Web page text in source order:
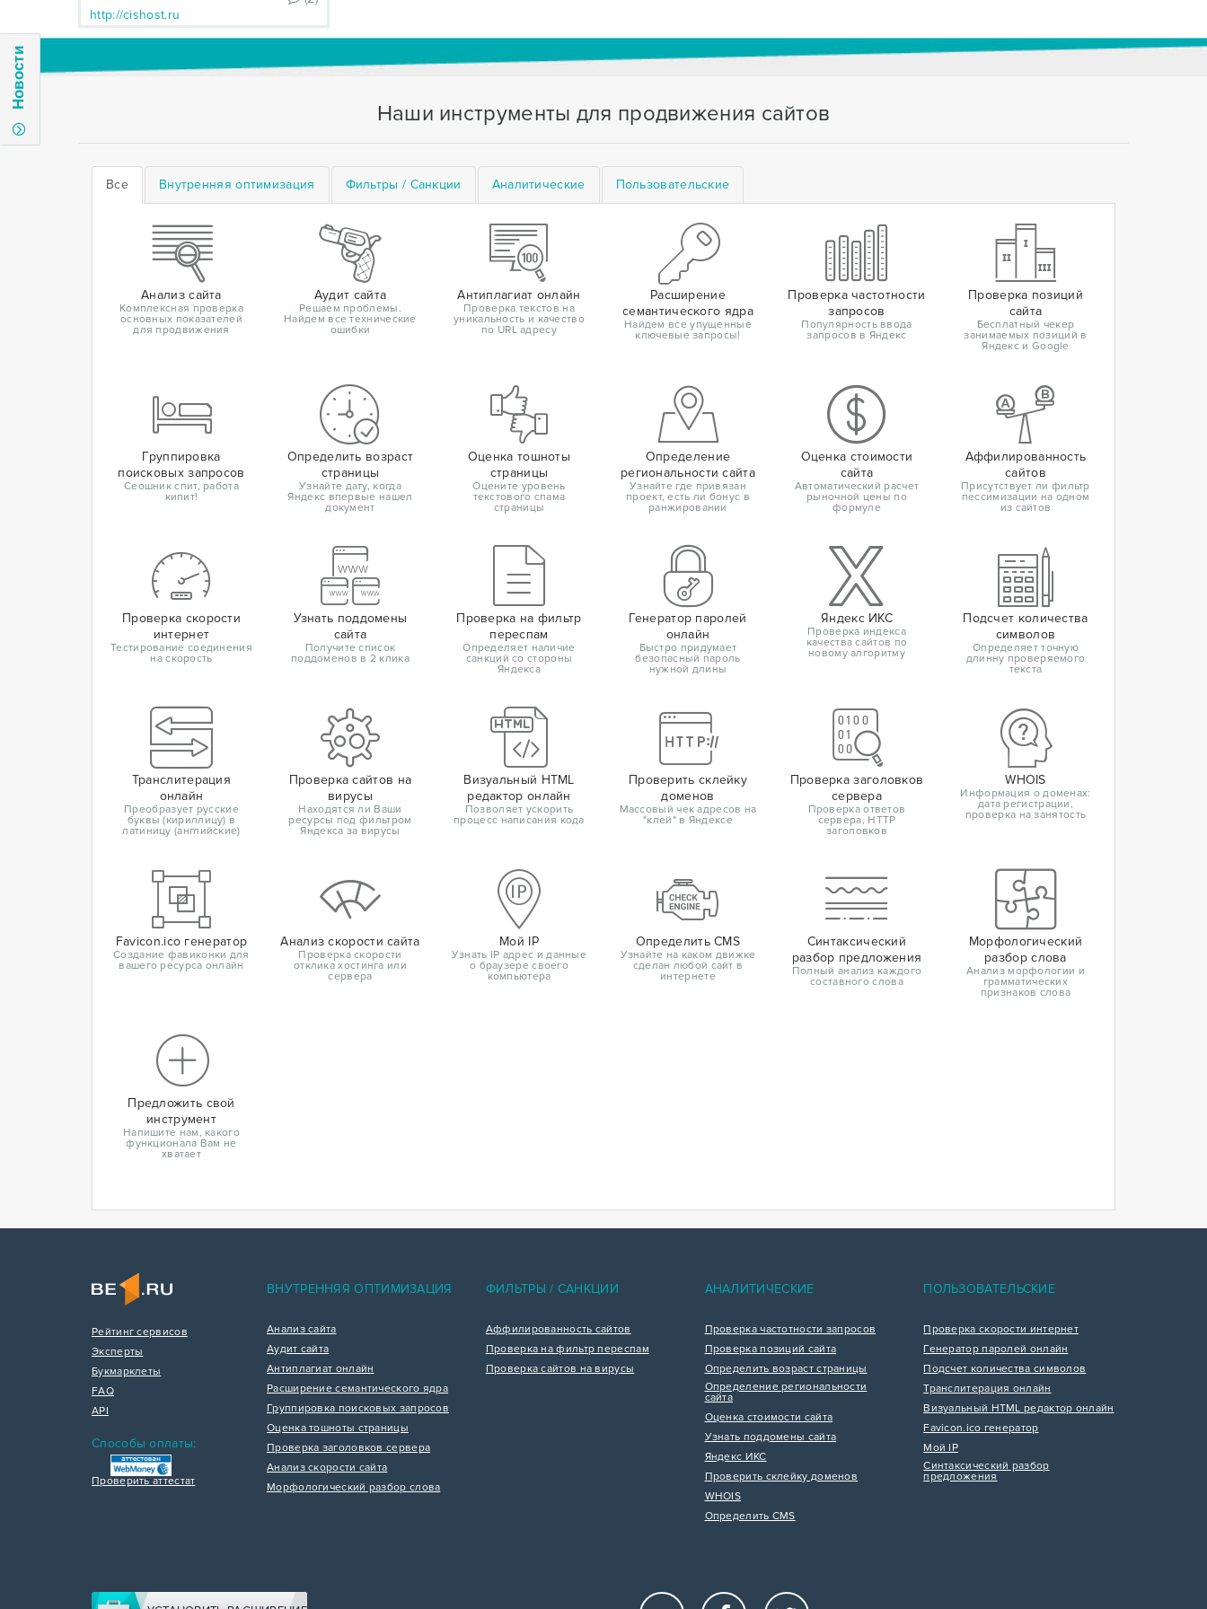
Новости
http://cishost.ru
Наши инструменты для продвижения сайтов
Все Внутренняя оптимизация Фильтры / Санкции Аналитические Пользовательские
Анализ сайта
Комплексная проверка
основных показателей
для продвижения
Аудит сайта
Решаем проблемы.
Найдем все технические
ошибки
Антиплагиат онлайн
Проверка текстов на
уникальность и качество
по URL адресу
Расширение
семантического ядра
Найдем все упущенные
ключевые запросы!
Проверка частотности
запросов
Популярность ввода
запросов в Яндекс
Проверка позиций
сайта
Бесплатный чекер
занимаемых позиций в
Яндекс и Google
Группировка
поисковых запросов
Сеошник спит, работа
кипит!
Определить возраст
страницы
Узнайте дату, когда
Яндекс впервые нашел
документ
Оценка тошноты
страницы
Оцените уровень
текстового спама
страницы
Определение
региональности сайта
Узнайте где привязан
проект, есть ли бонус в
ранжировании
Оценка стоимости
сайта
Автоматический расчет
рыночной цены по
формуле
Аффилированность
сайтов
Присутствует ли фильтр
пессимизации на одном
из сайтов
Проверка скорости
интернет
Тестирование соединения
на скорость
Узнать поддомены
сайта
Получите список
поддоменов в 2 клика
Проверка на фильтр
переспам
Определяет наличие
санкций со стороны
Яндекса
Генератор паролей
онлайн
Быстро придумает
безопасный пароль
нужной длины
Яндекс ИКС
Проверка индекса
качества сайтов по
новому алгоритму
Подсчет количества
символов
Определяет точную
длинну проверяемого
текста
Транслитерация
онлайн
Преобразует русские
буквы (кириллицу) в
латиницу (английские)
Проверка сайтов на
вирусы
Находятся ли Ваши
ресурсы под фильтром
Яндекса за вирусы
Визуальный HTML
редактор онлайн
Позволяет ускорить
процесс написания кода
Проверить склейку
доменов
Массовый чек адресов на
"клей" в Яндексе
Проверка заголовков
сервера
Проверка ответов
сервера, HTTP
заголовков
WHOIS
Информация о доменах:
дата регистрации,
проверка на занятость
Favicon.ico генератор
Создание фавиконки для
вашего ресурса онлайн
Анализ скорости сайта
Проверка скорости
отклика хостинга или
сервера
Мой IP
Узнать IP адрес и данные
о браузере своего
компьютера
Определить CMS
Узнайте на каком движке
сделан любой сайт в
интернете
Синтаксический
разбор предложения
Полный анализ каждого
составного слова
Морфологический
разбор слова
Анализ морфологии и
грамматических
признаков слова
Предложить свой
инструмент
Напишите нам, какого
функционала Вам не
хватает
Рейтинг сервисов
Эксперты
Букмарклеты
FAQ
API
Способы оплаты:
Проверить аттестат
ВНУТРЕННЯЯ ОПТИМИЗАЦИЯ
Анализ сайта
Аудит сайта
Антиплагиат онлайн
Расширение семантического ядра
Группировка поисковых запросов
Оценка тошноты страницы
Проверка заголовков сервера
Анализ скорости сайта
Морфологический разбор слова
ФИЛЬТРЫ / САНКЦИИ
Аффилированность сайтов
Проверка на фильтр переспам
Проверка сайтов на вирусы
АНАЛИТИЧЕСКИЕ
Проверка частотности запросов
Проверка позиций сайта
Определить возраст страницы
Определение региональности
сайта
Оценка стоимости сайта
Узнать поддомены сайта
Яндекс ИКС
Проверить склейку доменов
WHOIS
Определить CMS
ПОЛЬЗОВАТЕЛЬСКИЕ
Проверка скорости интернет
Генератор паролей онлайн
Подсчет количества символов
Транслитерация онлайн
Визуальный HTML редактор онлайн
Favicon.ico генератор
Мой IP
Синтаксический разбор
предложения